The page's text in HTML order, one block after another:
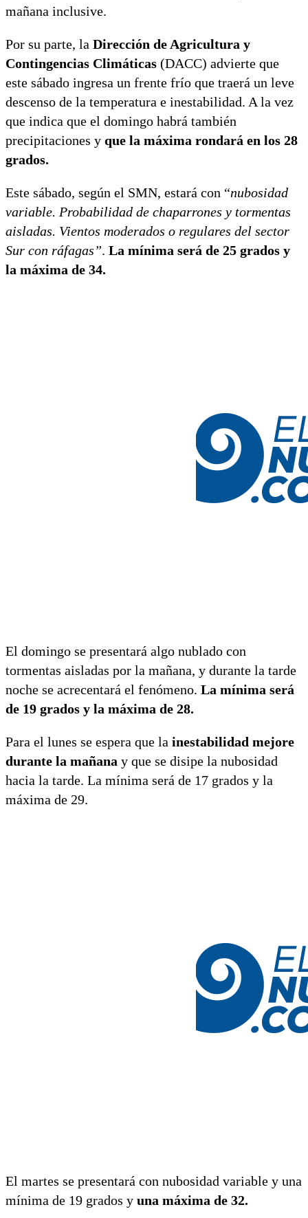
mañana inclusive.
Por su parte, la Dirección de Agricultura y
Contingencias Climáticas (DACC) advierte que
este sábado ingresa un frente frío que traerá un leve
descenso de la temperatura e inestabilidad. A la vez
que indica que el domingo habrá también
precipitaciones y que la máxima rondará en los 28
grados.
Este sábado, según el SMN, estará con “nubosidad
variable. Probabilidad de chaparrones y tormentas
aisladas. Vientos moderados o regulares del sector
Sur con ráfagas”. La mínima será de 25 grados y
la máxima de 34.
El domingo se presentará algo nublado con
tormentas aisladas por la mañana, y durante la tarde
noche se acrecentará el fenómeno. La mínima será
de 19 grados y la máxima de 28.
Para el lunes se espera que la inestabilidad mejore
durante la mañana y que se disipe la nubosidad
hacia la tarde. La mínima será de 17 grados y la
máxima de 29.
El martes se presentará con nubosidad variable y una
mínima de 19 grados y una máxima de 32.